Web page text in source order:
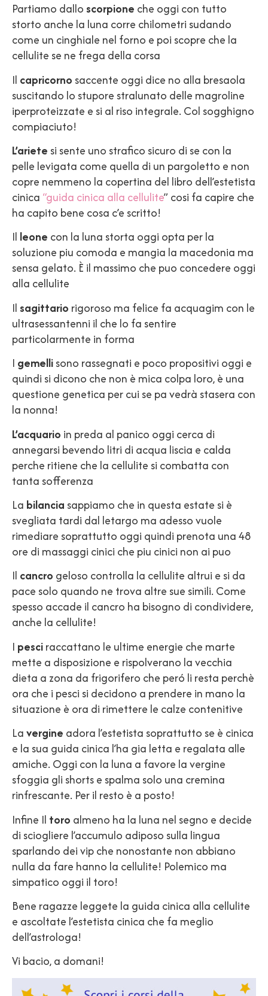
Partiamo dallo scorpione che oggi con tutto
storto anche la luna corre chilometri sudando
come un cinghiale nel forno e poi scopre che la
cellulite se ne frega della corsa
Il capricorno saccente oggi dice no alla bresaola
suscitando lo stupore stralunato delle magroline
iperproteizzate e si al riso integrale. Col sogghigno
compiaciuto!
L’ariete si sente uno strafico sicuro di se con la
pelle levigata come quella di un pargoletto e non
copre nemmeno la copertina del libro dell’estetista
cinica “guida cinica alla cellulite” cosi fa capire che
ha capito bene cosa c’e scritto!
Il leone con la luna storta oggi opta per la
soluzione piu comoda e mangia la macedonia ma
sensa gelato. È il massimo che puo concedere oggi
alla cellulite
Il sagittario rigoroso ma felice fa acquagim con le
ultrasessantenni il che lo fa sentire
particolarmente in forma
I gemellisono rassegnati e poco propositivi oggi e
quindi si dicono che non è mica colpa loro, è una
questione genetica per cui se pa vedrà stasera con
la nonna!
L’acquario in preda al panico oggi cerca di
annegarsi bevendo litri di acqua liscia e calda
perche ritiene che la cellulite si combatta con
tanta sofferenza
La bilancia sappiamo che in questa estate si è
svegliata tardi dal letargo ma adesso vuole
rimediare soprattutto oggi quindi prenota una 48
ore di massaggi cinici che piu cinici non ai puo
Il cancro geloso controlla la cellulite altrui e si da
pace solo quando ne trova altre sue simili. Come
spesso accade il cancro ha bisogno di condividere,
anche la cellulite!
I pesciraccattano le ultime energie che marte
mette a disposizione e rispolverano la vecchia
dieta a zona da frigorifero che peró li resta perchè
ora che i pesci si decidono a prendere in mano la
situazione è ora di rimettere le calze contenitive
Lavergine adora l’estetista soprattutto se è cinica
e la sua guida cinica l’ha gia letta e regalata alle
amiche. Oggi con la luna a favore la vergine
sfoggia gli shorts e spalma solo una cremina
rinfrescante. Per il resto è a posto!
Infine Il toro almeno ha la luna nel segno e decide
di sciogliere l’accumulo adiposo sulla lingua
sparlando dei vip che nonostante non abbiano
nulla da fare hanno la cellulite! Polemico ma
simpatico oggi il toro!
Bene ragazze leggete la guida cinica alla cellulite
e ascoltate l’estetista cinica che fa meglio
dell’astrologa!
Vi bacio, a domani!